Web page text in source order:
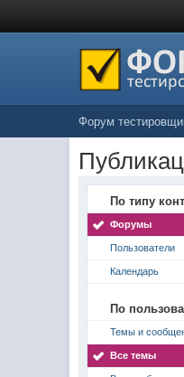
Форум
По типу
Форумы
Пользователи
Календарь
По
Темы и
Все темы